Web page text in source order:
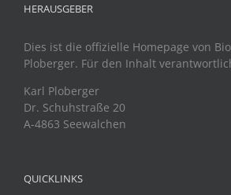
HERAUSGEBER
Dies ist die offizielle Homepage von
Ploberger. Für den Inhalt
Karl Ploberger
Dr. Schuhstraße 20
A-4863 Seewalchen
QUICKLINKS